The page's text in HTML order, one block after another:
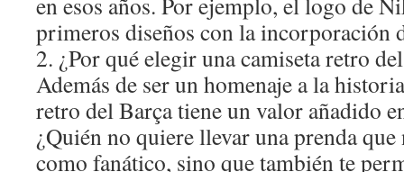
primeros diseños con la incorporación
2. ¿Por qué elegir una camiseta retro
Además de ser un homenaje a la
retro del Barça tiene un valor añadido
¿Quién no quiere llevar una prenda
como fanático, sino que también te